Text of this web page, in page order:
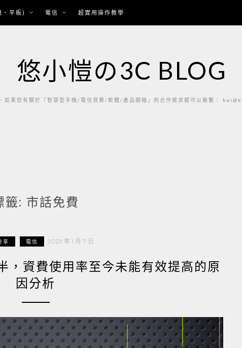
、平板) 電信 超實用操作教學
悠小愷の3C BLOG
如果您有關於「智慧型手機/電信資費/軟體/產品開箱」的合作需求都可以聯繫：
籤: 市話免費
享 電信 2023 年 1 月 7 日
，資費使用率至今未能有效提高的原
因分析